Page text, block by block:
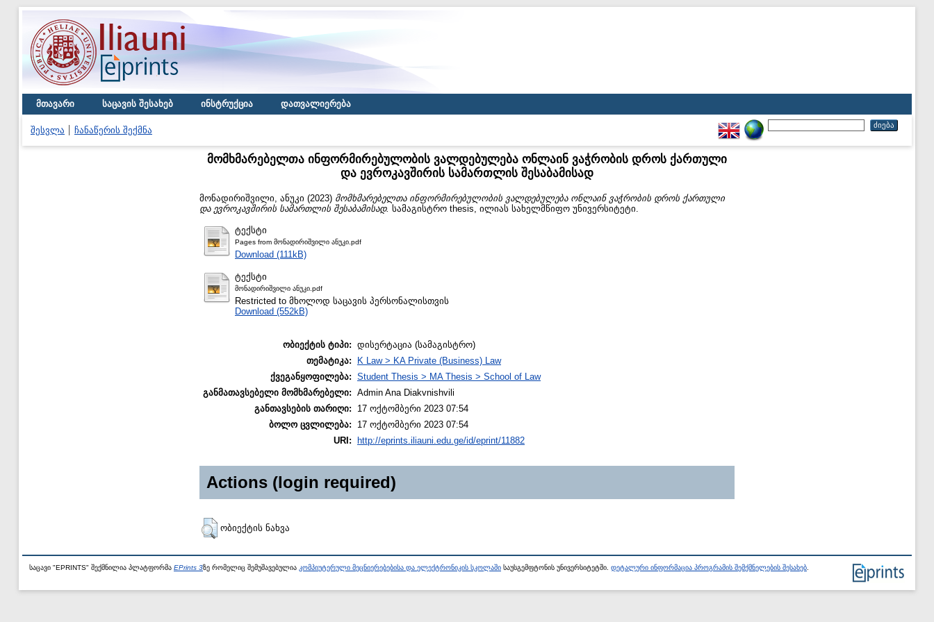
მთავარი საცავის შესახებ ინსტრუქცია დათვალიერება
შესვლა ჩანაწერის შექმნა
მომხმარებელთა ინფორმირებულობის ვალდებულება ონლაინ ვაჭრობის დროს ქართული
და ევროკავშირის სამართლის შესაბამისად
მონადირიშვილი, ანუკი (2023) მომხმარებელთა ინფორმირებულობის ვალდებულება ონლაინ ვაჭრობის დროს ქართული
და ევროკავშირის სამართლის შესაბამისად. სამაგისტრო thesis, ილიას სახელმწიფო უნივერსიტეტი.
ტექსტი
Pages from მონადირიშვილი ანუკი.pdf
Download (111kB)
ტექსტი
მონადირიშვილი ანუკი.pdf
Restricted to მხოლოდ საცავის პერსონალისთვის
Download (552kB)
ობიექტის ტიპი: დისერტაცია (სამაგისტრო)
თემატიკა:
K Law > KA Private (Business) Law
ქვეგანყოფილება: Student Thesis > MA Thesis > School of Law
განმათავსებელი მომხმარებელი: Admin Ana Diakvnishvili
განთავსების თარიღი:
17 ოქტომბერი 2023 07:54
ბოლო ცვლილება:
17 ოქტომბერი 2023 07:54
URI:
http://eprints.iliauni.edu.ge/id/eprint/11882
Actions (login required)
ობიექტის ნახვა
საცავი "EPRINTS" შექმნილია პლატფორმა EPrints 3ზე რომელიც შემუშავებულია კომპიუტერული მეცნიერებებისა და ელექტრონიკის სკოლაში საუსგემფტონის უნივერსიტეტში. დეტალური ინფორმაცია პროგრამის შემქმნელების შესახებ.